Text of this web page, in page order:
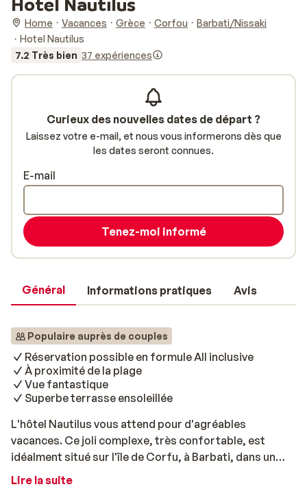
Home Vacances Grèce Corfou
Barbati/Nissaki
Hotel Nautilus
7.2 Très bien 37 expériences
Général Informations pratiques Avis
Populaire auprès de couples
Réservation possible en formule All inclusive
À proximité de la plage
Vue fantastique
Superbe terrasse ensoleillée
L'hôtel Nautilus vous attend pour d'agréables
vacances. Ce joli complexe, très confortable, est
idéalment situé sur l'île de Corfu, à Barbati, dans un
cadre magnifique. Vous y profiterez d'une superbe vue
Lire la suite
Curieux des nouvelles dates de départ ?
Laissez votre e-mail, et nous vous informerons dès que
les dates seront connues.
E-mail
Tenez-moi informé